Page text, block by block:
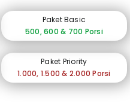
Paket Basic
500, 600 & 700 Porsi
Paket Priority
1.000, 1.500 & 2.000 Porsi